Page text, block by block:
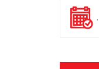
.